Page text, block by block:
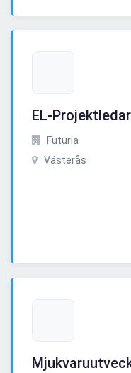
EL-
Futuria
Västerås